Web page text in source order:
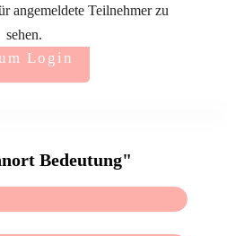
angemeldete Teilnehmer zu
sehen.
Login
Bedeutung"